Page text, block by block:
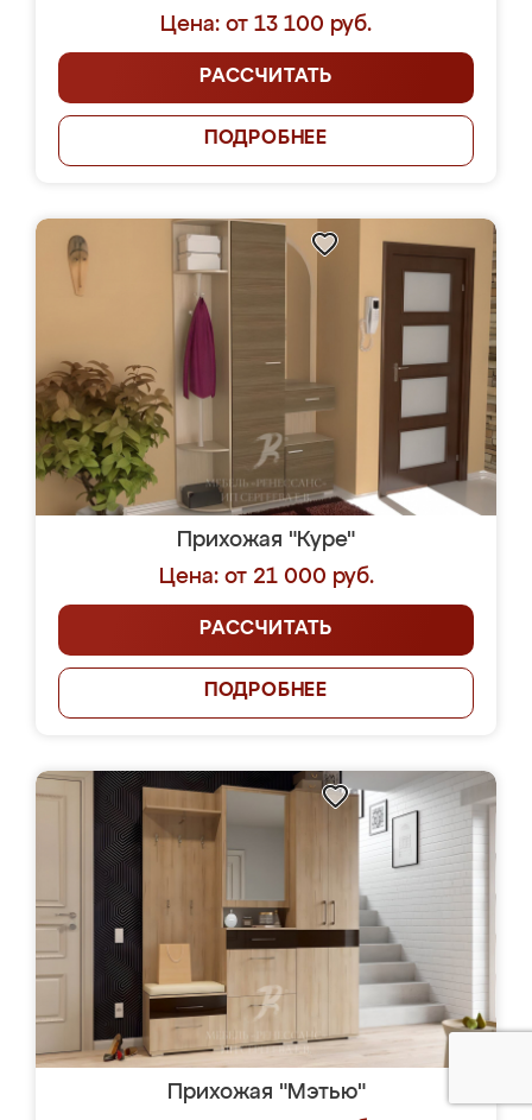
Цена: от 13 100 руб.
РАССЧИТАТЬ
ПОДРОБНЕЕ
Прихожая "Куре"
Цена: от 21 000 руб.
РАССЧИТАТЬ
ПОДРОБНЕЕ
Прихожая "Мэтью"